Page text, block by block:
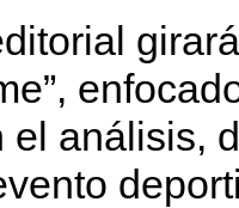
el análisis,